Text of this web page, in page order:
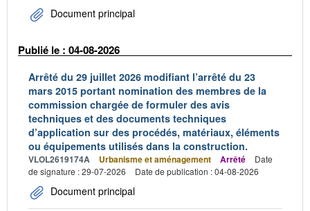
Document principal
Publié le : 04-08-2026
Arrêté du 29 juillet 2026 modifiant l’arrêté du 23
mars 2015 portant nomination des membres de la
commission chargée de formuler des avis
techniques et des documents techniques
d’application sur des procédés, matériaux, éléments
ou équipements utilisés dans la construction.
VLOL2619174A Urbanisme et aménagement Arrêté
Date
de signature : 29-07-2026
Date de publication : 04-08-2026
Document principal